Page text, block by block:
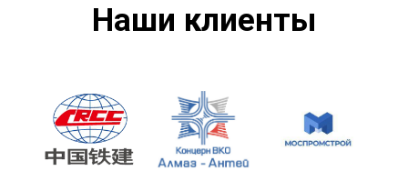
Наши клиенты